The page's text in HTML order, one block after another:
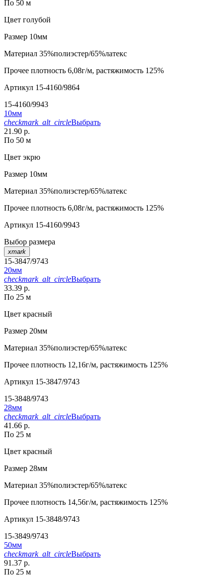
По 50 м
Цвет голубой
Размер 10мм
Материал 35%полиэстер/65%латекс
Прочее плотность 6,08г/м, растяжимость 125%
Артикул 15-4160/9864
15-4160/9943
10мм
checkmark_alt_circleВыбрать
21.90 р.
По 50 м
Цвет экрю
Размер 10мм
Материал 35%полиэстер/65%латекс
Прочее плотность 6,08г/м, растяжимость 125%
Артикул 15-4160/9943
Выбор размера
xmark
15-3847/9743
20мм
checkmark_alt_circleВыбрать
33.39 р.
По 25 м
Цвет красный
Размер 20мм
Материал 35%полиэстер/65%латекс
Прочее плотность 12,16г/м, растяжимость 125%
Артикул 15-3847/9743
15-3848/9743
28мм
checkmark_alt_circleВыбрать
41.66 р.
По 25 м
Цвет красный
Размер 28мм
Материал 35%полиэстер/65%латекс
Прочее плотность 14,56г/м, растяжимость 125%
Артикул 15-3848/9743
15-3849/9743
50мм
checkmark_alt_circleВыбрать
91.37 р.
По 25 м